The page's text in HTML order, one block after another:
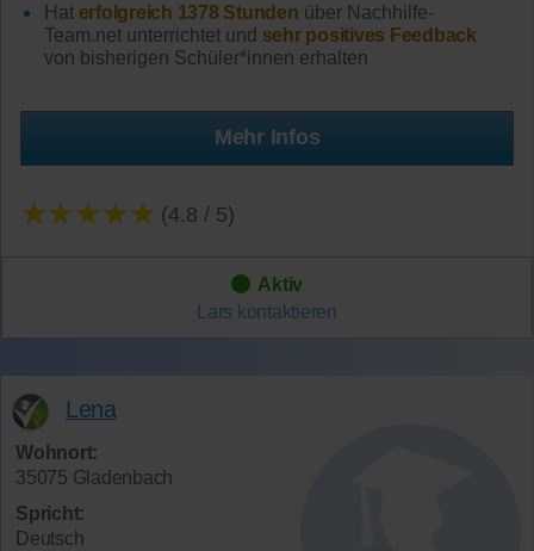
Hat erfolgreich 1378 Stunden über Nachhilfe-
Team.net unterrichtet und sehr positives Feedback
von bisherigen Schüler*innen erhalten
Mehr Infos
★★★★★ (4.8 / 5)
Aktiv
Lars kontaktieren
Lena
Wohnort:
35075 Gladenbach
Spricht:
Deutsch